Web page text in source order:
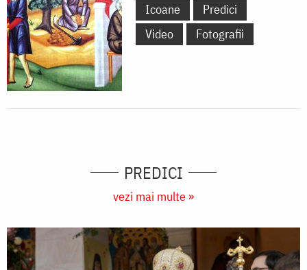
Icoane
Predici
Video
Fotografii
PREDICI
vezi mai multe »